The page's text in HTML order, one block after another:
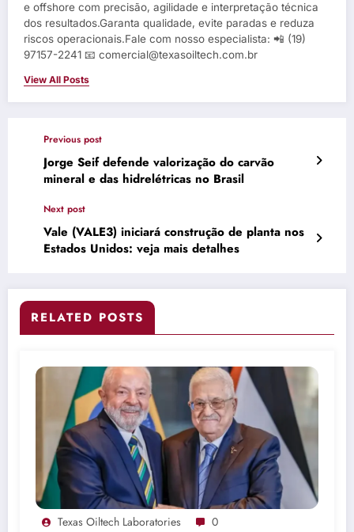
e offshore com precisão, agilidade e interpretação técnica
dos resultados.Garanta qualidade, evite paradas e reduza
riscos operacionais.Fale com nosso especialista: 📲 (19)
97157-2241 📧 comercial@texasoiltech.com.br
View All Posts
Previous post
Jorge Seif defende valorização do carvão
mineral e das hidrelétricas no Brasil
Next post
Vale (VALE3) iniciará construção de planta nos
Estados Unidos: veja mais detalhes
RELATED POSTS
Texas Oiltech Laboratories 0